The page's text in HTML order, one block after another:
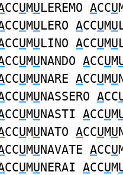
CCUMULEREMO ACCU
CCUMULERO ACCUMU
CCUMULINO ACCUMU
CCUMUNANDO ACCUM
CCUMUNARE ACCUMU
CCUMUNASSERO ACC
CCUMUNASTI ACCUM
CCUMUNATO ACCUMU
CCUMUNAVATE ACCU
CCUMUNERAI ACCUM